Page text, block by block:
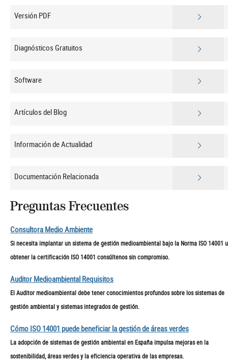
Versión PDF
Diagnósticos Gratuitos
Software
Artículos del Blog
Información de Actualidad
Documentación Relacionada
Preguntas Frecuentes
Consultora Medio Ambiente
Si necesita implantar un sistema de gestión medioambiental bajo la Norma ISO 14001 u
obtener la certificación ISO 14001 consúltenos sin compromiso.
Auditor Medioambiental Requisitos
El Auditor medioambiental debe tener conocimientos profundos sobre los sistemas de
gestión ambiental y sistemas integrados de gestión.
Cómo ISO 14001 puede beneficiar la gestión de áreas verdes
La adopción de sistemas de gestión ambiental en España impulsa mejoras en la
sostenibilidad, áreas verdes y la eficiencia operativa de las empresas.